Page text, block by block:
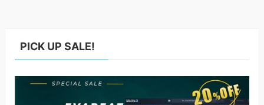
PICK UP SALE!